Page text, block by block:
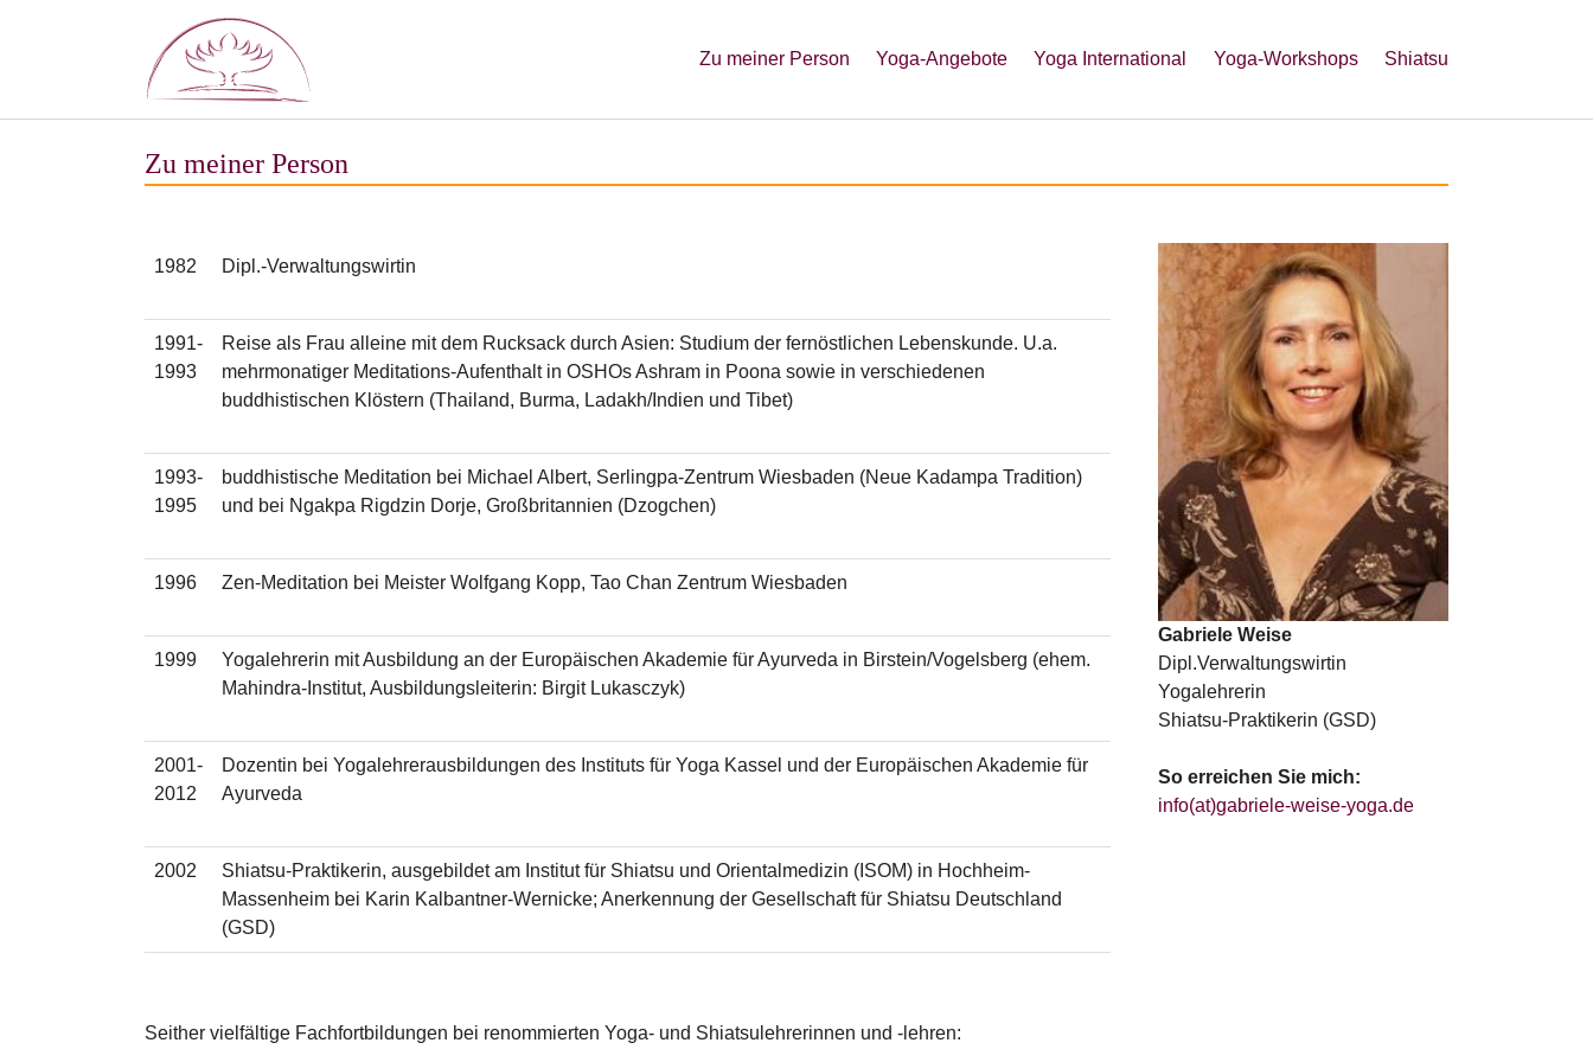
Zu meiner Person(current)
Yoga-Angebote Yoga International Yoga-Workshops Shiatsu
Zu meiner Person
1982 Dipl.-Verwaltungswirtin
1991-
1993
Reise als Frau alleine mit dem Rucksack durch Asien: Studium der fernöstlichen Lebenskunde. U.a.
mehrmonatiger Meditations-Aufenthalt in OSHOs Ashram in Poona sowie in verschiedenen
buddhistischen Klöstern (Thailand, Burma, Ladakh/Indien und Tibet)
1993-
1995
buddhistische Meditation bei Michael Albert, Serlingpa-Zentrum Wiesbaden (Neue Kadampa Tradition)
und bei Ngakpa Rigdzin Dorje, Großbritannien (Dzogchen)
1996 Zen-Meditation bei Meister Wolfgang Kopp, Tao Chan Zentrum Wiesbaden
1999
Yogalehrerin mit Ausbildung an der Europäischen Akademie für Ayurveda in Birstein/Vogelsberg (ehem.
Mahindra-Institut, Ausbildungsleiterin: Birgit Lukasczyk)
2001-
2012
Dozentin bei Yogalehrerausbildungen des Instituts für Yoga Kassel und der Europäischen Akademie für
Ayurveda
2002
Shiatsu-Praktikerin, ausgebildet am Institut für Shiatsu und Orientalmedizin (ISOM) in Hochheim-
Massenheim bei Karin Kalbantner-Wernicke; Anerkennung der Gesellschaft für Shiatsu Deutschland
(GSD)
Seither vielfältige Fachfortbildungen bei renommierten Yoga- und Shiatsulehrerinnen und -lehren:
Gabriele Weise
Dipl.Verwaltungswirtin
Yogalehrerin
Shiatsu-Praktikerin (GSD)
So erreichen Sie mich:
info(at)gabriele-weise-yoga.de